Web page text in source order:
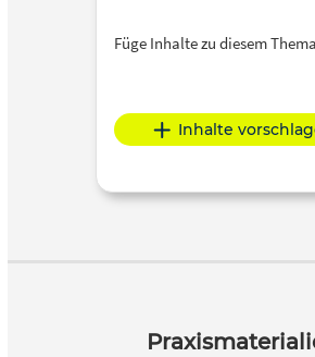
Füge Inhalte zu diesem
Inhalte